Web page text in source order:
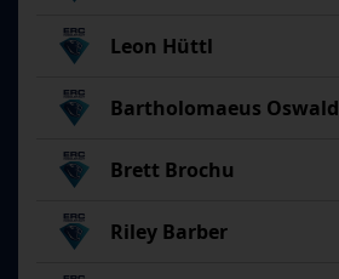
Leon Hüttl
Bartholomaeus Oswald
Brett Brochu
Riley Barber